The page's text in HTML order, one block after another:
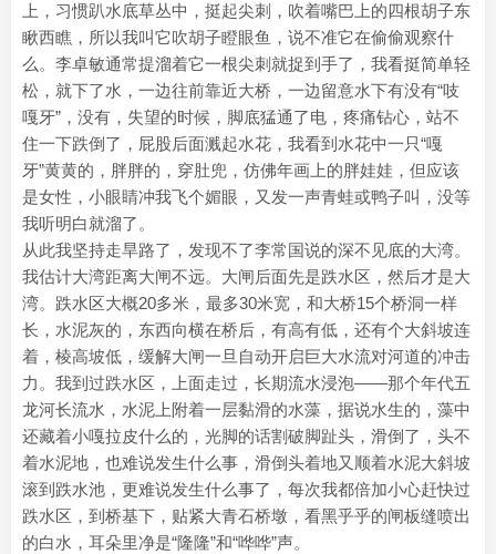
上，习惯趴水底草丛中，挺起尖刺，吹着嘴巴上的四根胡子东
瞅西瞧，所以我叫它吹胡子瞪眼鱼，说不准它在偷偷观察什
么。李卓敏通常提溜着它一根尖刺就捉到手了，我看挺简单轻
松，就下了水，一边往前靠近大桥，一边留意水下有没有“吱
嘎牙”，没有，失望的时候，脚底猛通了电，疼痛钻心，站不
住一下跌倒了，屁股后面溅起水花，我看到水花中一只“嘎
牙”黄黄的，胖胖的，穿肚兜，仿佛年画上的胖娃娃，但应该
是女性，小眼睛冲我飞个媚眼，又发一声青蛙或鸭子叫，没等
我听明白就溜了。
从此我坚持走旱路了，发现不了李常国说的深不见底的大湾。
我估计大湾距离大闸不远。大闸后面先是跌水区，然后才是大
湾。跌水区大概20多米，最多30米宽，和大桥15个桥洞一样
长，水泥灰的，东西向横在桥后，有高有低，还有个大斜坡连
着，棱高坡低，缓解大闸一旦自动开启巨大水流对河道的冲击
力。我到过跌水区，上面走过，长期流水浸泡——那个年代五
龙河长流水，水泥上附着一层黏滑的水藻，据说水生的，藻中
还藏着小嘎拉皮什么的，光脚的话割破脚趾头，滑倒了，头不
着水泥地，也难说发生什么事，滑倒头着地又顺着水泥大斜坡
滚到跌水池，更难说发生什么事了，每次我都倍加小心赶快过
跌水区，到桥基下，贴紧大青石桥墩，看黑乎乎的闸板缝喷出
的白水，耳朵里净是“隆隆”和“哗哗”声。